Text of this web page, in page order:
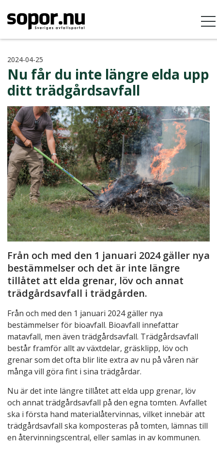
2024-04-25
Nu får du inte längre elda upp
ditt trädgårdsavfall
Från och med den 1 januari 2024 gäller nya
bestämmelser och det är inte längre
tillåtet att elda grenar, löv och annat
trädgårdsavfall i trädgården.
Från och med den 1 januari 2024 gäller nya
bestämmelser för bioavfall. Bioavfall innefattar
matavfall, men även trädgårdsavfall. Trädgårdsavfall
består framför allt av växtdelar, gräsklipp, löv och
grenar som det ofta blir lite extra av nu på våren när
många vill göra fint i sina trädgårdar.
Nu är det inte längre tillåtet att elda upp grenar, löv
och annat trädgårdsavfall på den egna tomten. Avfallet
ska i första hand materialåtervinnas, vilket innebär att
trädgårdsavfall ska komposteras på tomten, lämnas till
en återvinningscentral, eller samlas in av kommunen.